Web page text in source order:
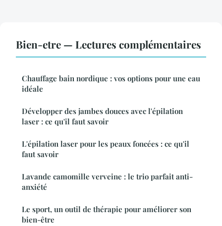
Bien-etre — Lectures complémentaires
Chauffage bain nordique : vos options pour une eau
idéale
Développer des jambes douces avec l'épilation
laser : ce qu'il faut savoir
L'épilation laser pour les peaux foncées : ce qu'il
faut savoir
Lavande camomille verveine : le trio parfait anti-
anxiété
Le sport, un outil de thérapie pour améliorer son
bien-être